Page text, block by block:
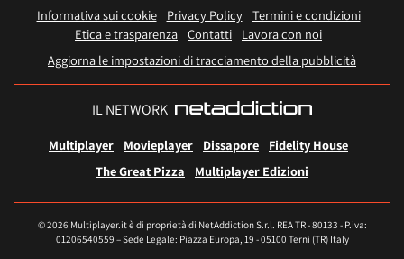
Informativa sui cookie Privacy Policy
Termini e condizioni
Etica e trasparenza Contatti
Lavora con noi
Aggiorna le impostazioni di tracciamento della pubblicità
IL NETWORK
Multiplayer Movieplayer Dissapore
Fidelity House
The Great Pizza
Multiplayer Edizioni
© 2026 Multiplayer.it è di proprietà di NetAddiction S.r.l. REA TR - 80133 - P.iva:
01206540559 – Sede Legale: Piazza Europa, 19 - 05100 Terni (TR) Italy